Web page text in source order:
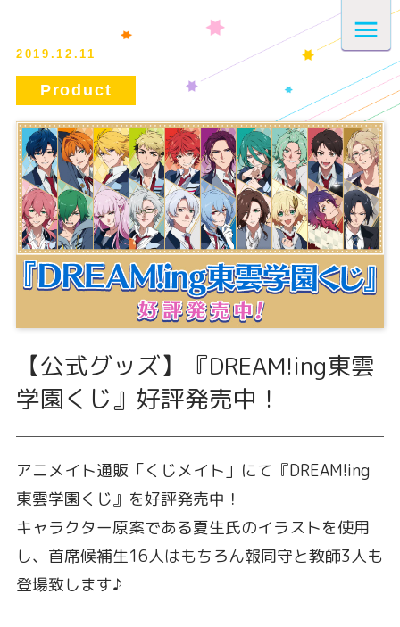
2019.12.11
【公式グッズ】『DREAM!ing東雲
学園くじ』好評発売中！
アニメイト通販「くじメイト」にて『DREAM!ing
東雲学園くじ』を好評発売中！
キャラクター原案である夏生氏のイラストを使用
し、首席候補生16人はもちろん報同守と教師3人も
登場致します♪